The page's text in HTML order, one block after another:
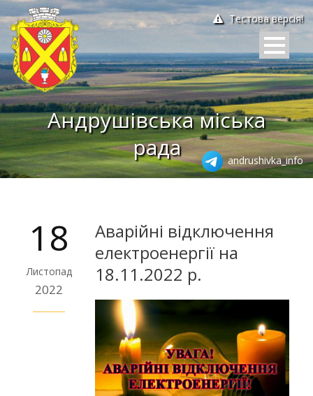
Тестова версія!
Андрушівська міська
рада
andrushivka_info
18
Листопад
2022
Аварійні відключення
електроенергії на
18.11.2022 р.